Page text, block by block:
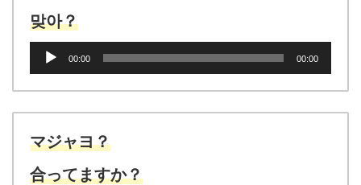
맞아？
ヤ
ー
00:00 00:00
マジャヨ？
合ってますか？